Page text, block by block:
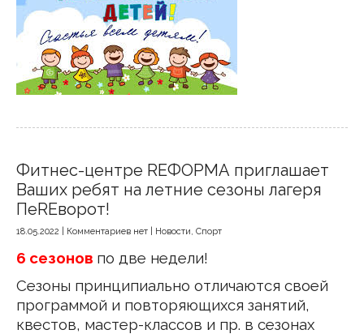
Фитнес-центре REФОРМА приглашает
Ваших ребят на летние сезоны лагеря
ПеREворот!
18.05.2022 Комментариев нет Новости, Спорт
6 сезонов по две недели!
Сезоны принципиально отличаются своей
программой и повторяющихся занятий,
квестов, мастер-классов и пр. в сезонах